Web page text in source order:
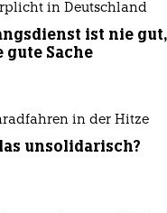
in Deutschland
ist nie
gute Sache
in der Hitze
unsolidarisch?